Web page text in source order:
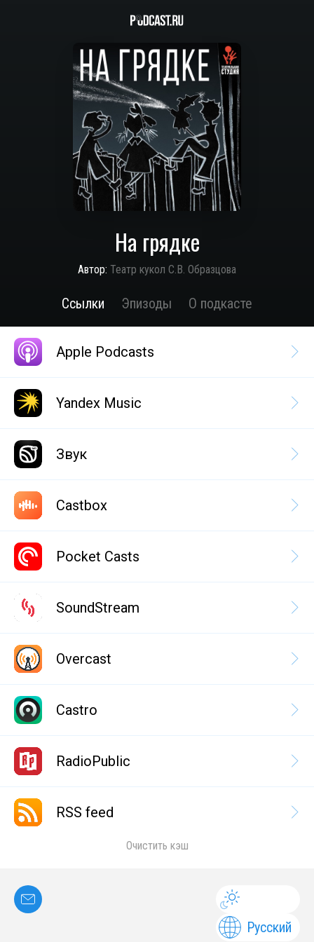
На грядке
Автор: Театр кукол С.В. Образцова
Ссылки Эпизоды О подкасте
Apple Podcasts
Yandex Music
Звук
Castbox
Pocket Casts
SoundStream
Overcast
Castro
RadioPublic
RSS feed
Очистить кэш
Русский